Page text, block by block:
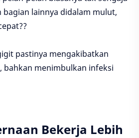
lainnya didalam mulut,
pastinya mengakibatkan
bahkan menimbulkan infeksi
Bekerja Lebih